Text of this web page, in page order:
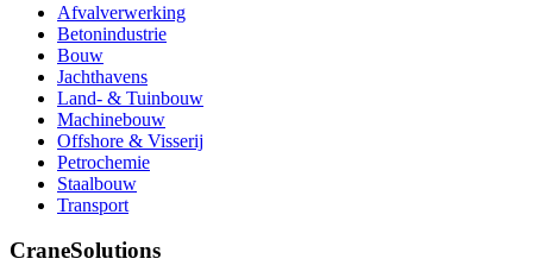
Afvalverwerking
Betonindustrie
Bouw
Jachthavens
Land- & Tuinbouw
Machinebouw
Offshore & Visserij
Petrochemie
Staalbouw
Transport
CraneSolutions